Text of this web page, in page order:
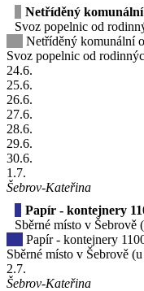
Netříděný
Svoz popelnic od
Netříděný komunální
Svoz popelnic od
24.6.
25.6.
26.6.
27.6.
28.6.
29.6.
30.6.
1 .7.
Šebrov-Kateřina
Papír - kontejnery
Sběrné místo v
Papír - kontejnery
Sběrné místo v Šebrově
2.7.
Šebrov-Kateřina